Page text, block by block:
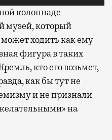
колоннаде
музей, который
может ходить как ему
фигура в таких
кто его возьмет,
как бы тут не
и не признали
на